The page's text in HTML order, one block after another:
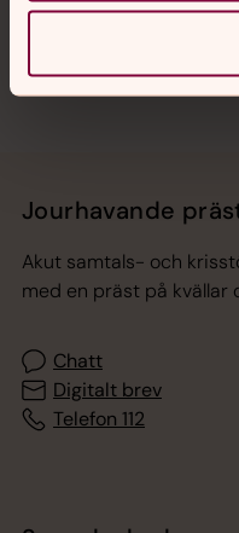
Sociala kanaler
Jourhavande
Akut samtals- och
med en präst på kvällar
Chatt
Digitalt brev
Telefon 112